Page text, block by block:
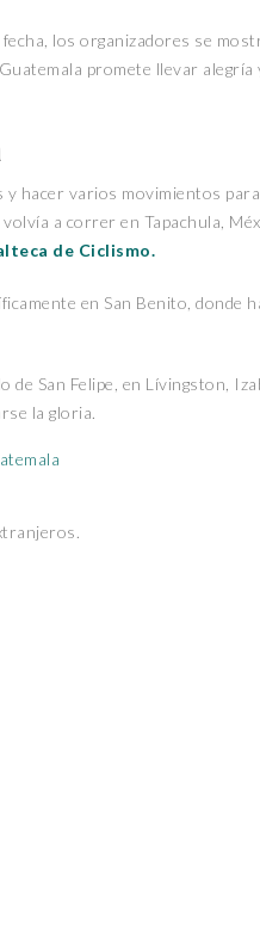
los organizadores se
promete llevar
hacer varios movimientos
a correr en Tapachula,
de Ciclismo.
en San Benito, donde
San Felipe, en Lívingston,
la gloria.